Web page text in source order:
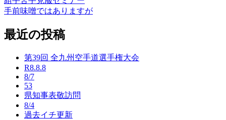
投
稿
ナ
手前味噌ではありますが
最近の投稿
第39回 全九州空手道選手権大会
R8.8.8
8/7
53
県知事表敬訪問
8/4
過去イチ更新